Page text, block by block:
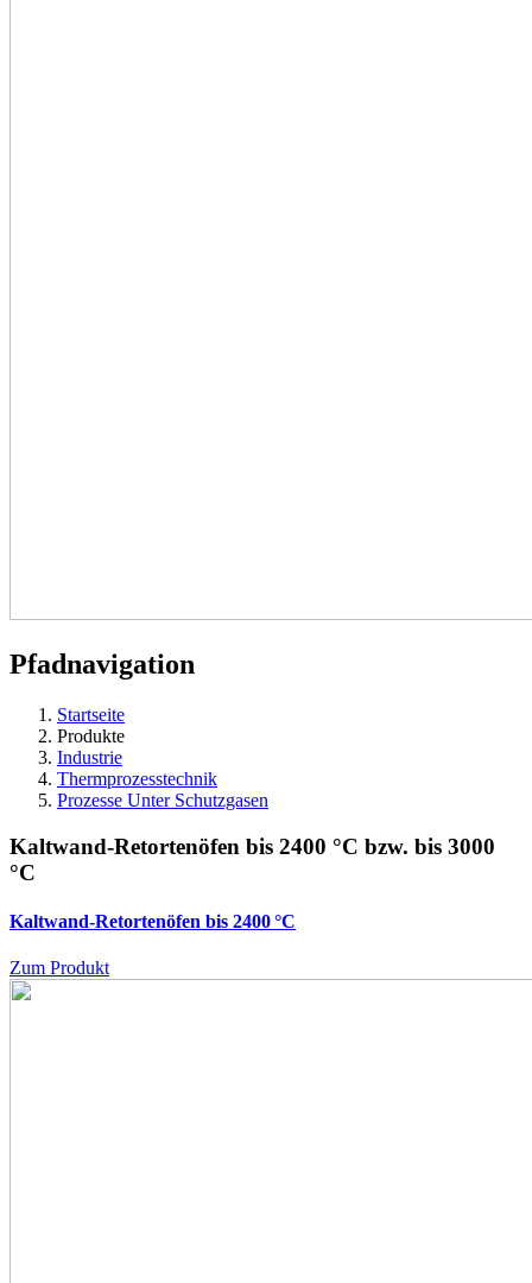
Pfadnavigation
Startseite
Produkte
Industrie
Thermprozesstechnik
Prozesse Unter Schutzgasen
Kaltwand-Retortenöfen bis 2400 °C bzw. bis 3000
°C
Kaltwand-Retortenöfen bis 2400 °C
Zum Produkt